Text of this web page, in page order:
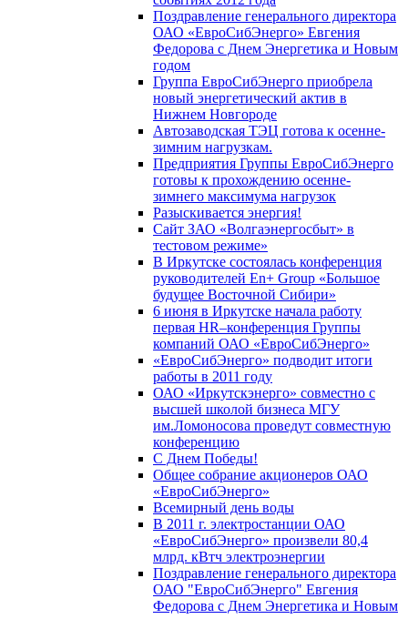
Поздравление генерального директора
ОАО «ЕвроСибЭнерго» Евгения
Федорова с Днем Энергетика и Новым
годом
Группа ЕвроСибЭнерго приобрела
новый энергетический актив в
Нижнем Новгороде
Автозаводская ТЭЦ готова к осенне-
зимним нагрузкам.
Предприятия Группы ЕвроСибЭнерго
готовы к прохождению осенне-
зимнего максимума нагрузок
Разыскивается энергия!
Сайт ЗАО «Волгаэнергосбыт» в
тестовом режиме»
В Иркутске состоялась конференция
руководителей En+ Group «Большое
будущее Восточной Сибири»
6 июня в Иркутске начала работу
первая HR–конференция Группы
компаний ОАО «ЕвроСибЭнерго»
«ЕвроСибЭнерго» подводит итоги
работы в 2011 году
ОАО «Иркутскэнерго» совместно с
высшей школой бизнеса МГУ
им.Ломоносова проведут совместную
конференцию
С Днем Победы!
Общее собрание акционеров ОАО
«ЕвроСибЭнерго»
Всемирный день воды
В 2011 г. электростанции ОАО
«ЕвроСибЭнерго» произвели 80,4
млрд. кВтч электроэнергии
Поздравление генерального директора
ОАО "ЕвроСибЭнерго" Евгения
Федорова с Днем Энергетика и Новым